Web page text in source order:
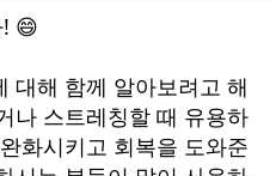
😄
대해 함께 알아보려고 해
나 스트레칭할 때 유용하
화시키고 회복을 도와준